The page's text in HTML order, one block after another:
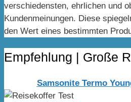
verschiedensten, ehrlichen und
Kundenmeinungen. Diese
den Wert eines bestimmten
Empfehlung | Große
Samsonite Termo